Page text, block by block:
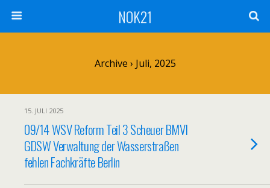
NOK21
Archive › Juli, 2025
15. JULI 2025
09/14 WSV Reform Teil 3 Scheuer BMVI
GDSW Verwaltung der Wasserstraßen
fehlen Fachkräfte Berlin